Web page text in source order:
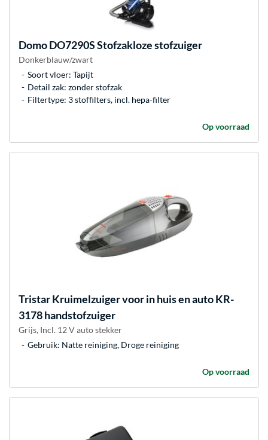
DomoDO7290S Stofzakloze stofzuiger
Donkerblauw/zwart
Soort vloer: Tapijt
Detail zak: zonder stofzak
Filtertype: 3 stoffilters, incl. hepa-filter
Op voorraad
TristarKruimelzuiger voor in huis en auto KR-
3178 handstofzuiger
Grijs, Incl. 12 V auto stekker
Gebruik: Natte reiniging, Droge reiniging
Op voorraad